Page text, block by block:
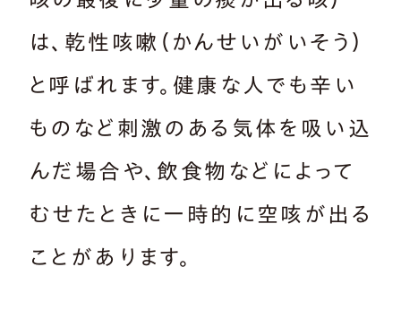
は、乾性咳嗽（かんせいがいそう）
と呼ばれます。健康な人でも辛い
ものなど刺激のある気体を吸い込
んだ場合や、飲食物などによって
むせたときに一時的に空咳が出る
ことがあります。